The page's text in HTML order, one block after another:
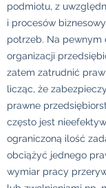
podmiotu, z
i procesów
potrzeb. Na pewnym
organizacji
zatem zatrudnić
licząc, że
prawne
często jest
ograniczoną ilość
obciążyć jednego
wymiar pracy